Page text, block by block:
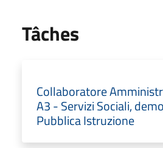
Tâches
Collaboratore
A3 - Servizi Sociali,
Pubblica Istruzione